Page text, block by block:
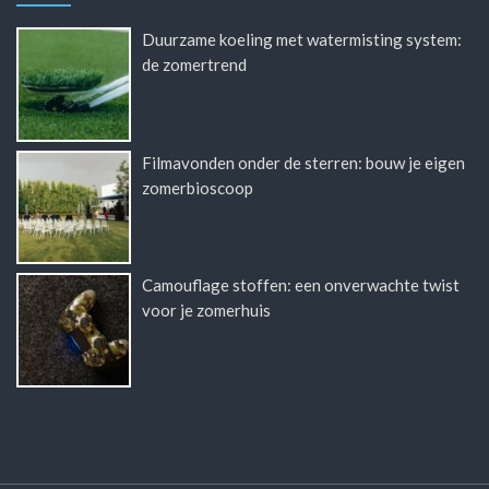
Duurzame koeling met watermisting system:
de zomertrend
Filmavonden onder de sterren: bouw je eigen
zomerbioscoop
Camouflage stoffen: een onverwachte twist
voor je zomerhuis